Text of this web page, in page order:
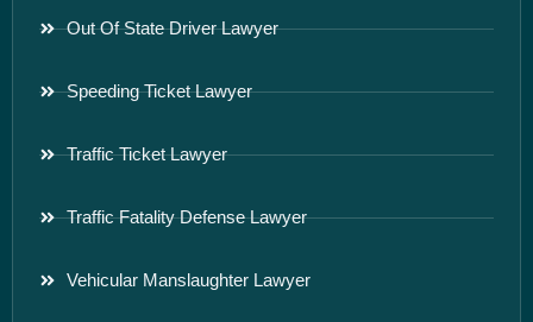
Out Of State Driver Lawyer
Speeding Ticket Lawyer
Traffic Ticket Lawyer
Traffic Fatality Defense Lawyer
Vehicular Manslaughter Lawyer